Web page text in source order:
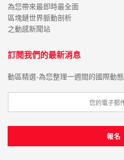
為您帶來最即時最全面
區塊鏈世界脈動剖析
之動感新聞站
訂閱我們的最新消息
動區精選-為您整理一週間的國際動態